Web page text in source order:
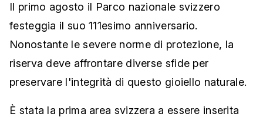
Il primo agosto il Parco nazionale svizzero
festeggia il suo 111esimo anniversario.
Nonostante le severe norme di protezione, la
riserva deve affrontare diverse sfide per
preservare l'integrità di questo gioiello naturale.
È stata la prima area svizzera a essere inserita